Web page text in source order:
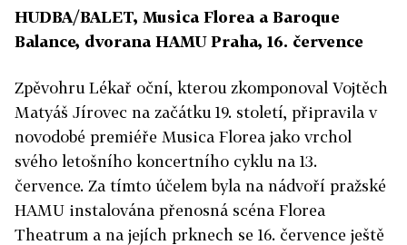
HUDBA/BALET, Musica Florea a Baroque
Balance, dvorana HAMU Praha, 16. července
Zpěvohru Lékař oční, kterou zkomponoval Vojtěch
Matyáš Jírovec na začátku 19. století, připravila v
novodobé premiéře Musica Florea jako vrchol
svého letošního koncertního cyklu na 13.
července. Za tímto účelem byla na nádvoří pražské
HAMU instalována přenosná scéna Florea
Theatrum a na jejích prknech se 16. července ještě